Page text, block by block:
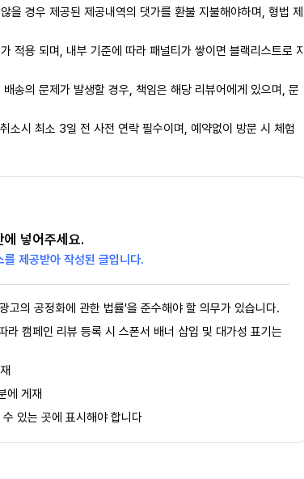
을 경우 제공된 제공내역의 댓가를 환불 지불해야하며, 형법 제
적용 되며, 내부 기준에 따라 패널티가 쌓이면 블랙리스트로 지
송의 문제가 발생할 경우, 책임은 해당 리뷰어에게 있으며, 문
소시 최소 3일 전 사전 연락 필수이며, 예약없이 방문 시 체험
넣어주세요.
제공받아 작성된 글입니다.
고의 공정화에 관한 법률'을 준수해야 할 의무가 있습니다.
캠페인 리뷰 등록 시 스폰서 배너 삽입 및 대가성 표기는
에 게재
있는 곳에 표시해야 합니다